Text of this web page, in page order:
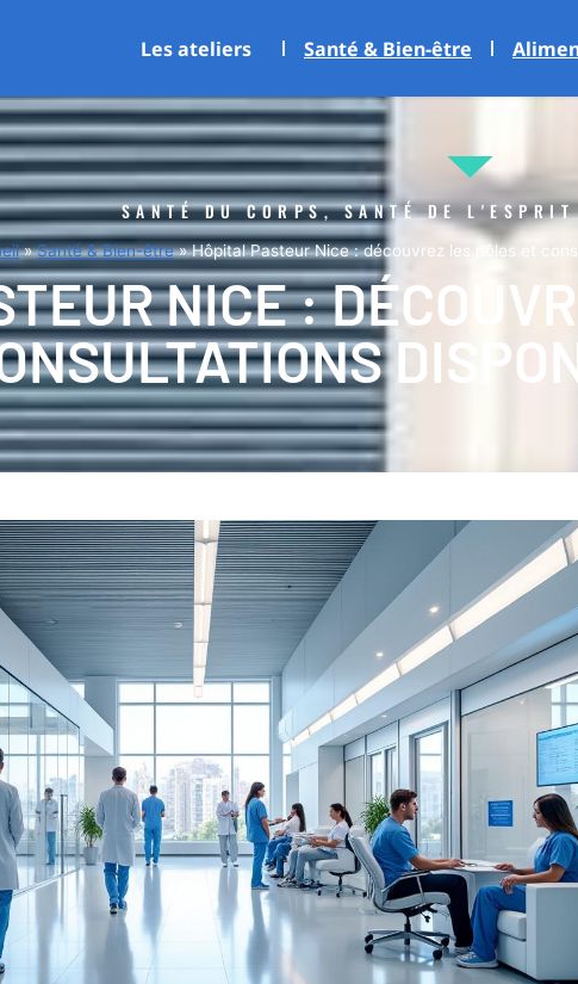
Les ateliers Santé & Bien-être
SANTÉ DU CORPS, SANTÉ DE L'ESPRIT
»Santé & Bien-être»Hôpital Pasteur Nice : découvrez les pôles et
NICE :